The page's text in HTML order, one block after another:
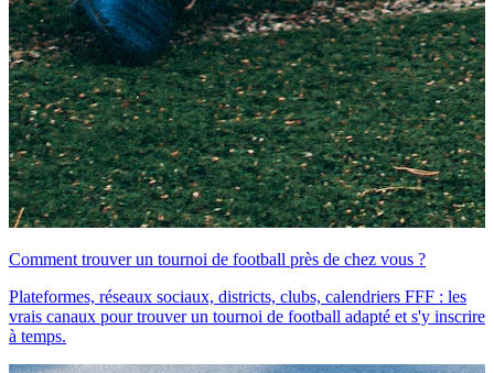
Comment trouver un tournoi de football près de chez vous ?
Plateformes, réseaux sociaux, districts, clubs, calendriers FFF : les
vrais canaux pour trouver un tournoi de football adapté et s'y inscrire
à temps.